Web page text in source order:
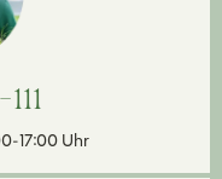
17:00 Uhr